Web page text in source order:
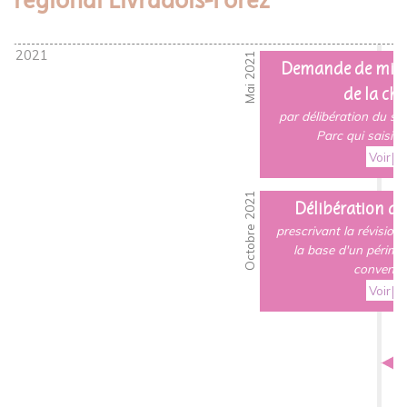
Mai 2021
Demande de
de la
par délibération du
Parc qui saisit
Voir
Octobre 2021 Délibération
prescrivant la révision
la base d'un
Voir